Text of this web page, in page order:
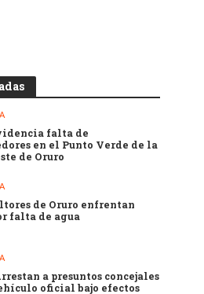
falta de
en el Punto Verde de la
de Oruro
de Oruro enfrentan
falta de agua
a presuntos concejales
oficial bajo efectos